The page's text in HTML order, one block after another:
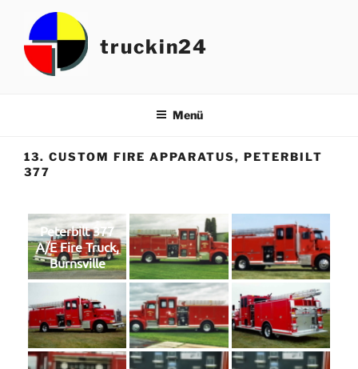
Inhalt
springen
truckin24
Menü
13. CUSTOM FIRE APPARATUS, PETERBILT
377
Peterbilt 377
A/E Fire Truck,
Burnsville